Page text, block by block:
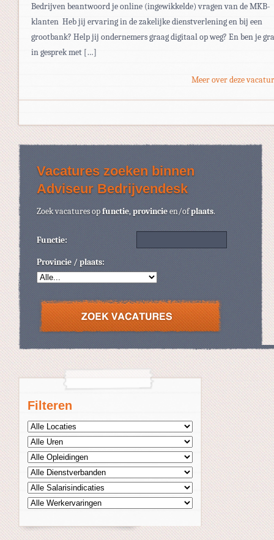
Filteren
Bedrijven beantwoord je online (ingewikkelde) vragen van de MKB-
klanten Heb jij ervaring in de zakelijke dienstverlening en bij een
grootbank? Help jij ondernemers graag digitaal op weg? En ben je
in gesprek met […]
Meer over deze
Vacatures zoeken binnen
Adviseur Bedrijvendesk
Zoek vacatures opfunctie,provincieen/ofplaats.
Functie:
Provincie / plaats: